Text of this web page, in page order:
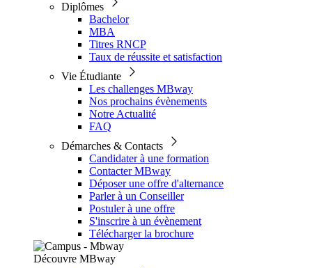
Diplômes
Bachelor
MBA
Titres RNCP
Taux de réussite et satisfaction
Vie Étudiante
Les challenges MBway
Nos prochains évènements
Notre Actualité
FAQ
Démarches & Contacts
Candidater à une formation
Contacter MBway
Déposer une offre d'alternance
Parler à un Conseiller
Postuler à une offre
S'inscrire à un évènement
Télécharger la brochure
Découvre MBway